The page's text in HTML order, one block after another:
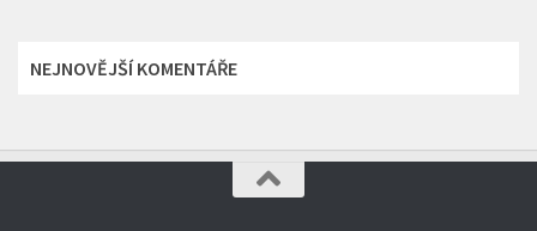
NEJNOVĚJŠÍ KOMENTÁŘE